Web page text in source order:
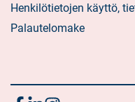
Henkilötietojen käyttö,
Palautelomake